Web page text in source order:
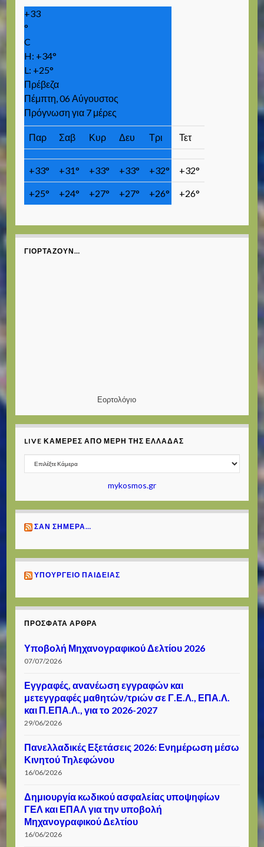
+33
°
C
H: +34°
L: +25°
Πρέβεζα
Πέμπτη, 06 Αύγουστος
Πρόγνωση για 7 μέρες
Παρ Σαβ Κυρ Δευ Τρι Τετ
+33° +31° +33° +33° +32° +32°
+25° +24° +27° +27° +26° +26°
ΓΙΟΡΤΆΖΟΥΝ…
Εορτολόγιο
LIVE ΚΆΜΕΡΕΣ ΑΠΌ ΜΈΡΗ ΤΗΣ ΕΛΛΆΔΑΣ
mykosmos.gr
ΣΑΝ ΣΉΜΕΡΑ…
ΥΠΟΥΡΓΕΊΟ ΠΑΙΔΕΊΑΣ
ΠΡΌΣΦΑΤΑ ΆΡΘΡΑ
Υποβολή Μηχανογραφικού Δελτίου 2026
07/07/2026
Εγγραφές, ανανέωση εγγραφών και
μετεγγραφές μαθητών/τριών σε Γ.Ε.Λ., ΕΠΑ.Λ.
και Π.ΕΠΑ.Λ., για το 2026-2027
29/06/2026
Πανελλαδικές Εξετάσεις 2026: Ενημέρωση μέσω
Κινητού Τηλεφώνου
16/06/2026
Δημιουργία κωδικού ασφαλείας υποψηφίων
ΓΕΛ και ΕΠΑΛ για την υποβολή
Μηχανογραφικού Δελτίου
16/06/2026